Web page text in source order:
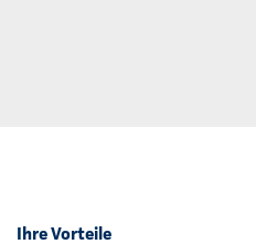
Ihre Vorteile